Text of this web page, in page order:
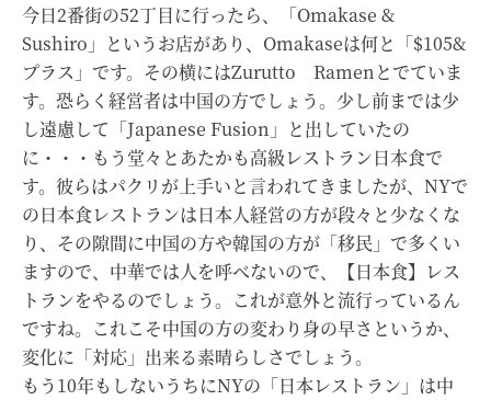
今日2番街の52丁目に行ったら、「Omakase &
Sushiro」というお店があり、Omakaseは何と「$105&
プラス」です。その横にはZurutto Ramenとでていま
す。恐らく経営者は中国の方でしょう。少し前までは少
し遠慮して「Japanese Fusion」と出していたの
に・・・もう堂々とあたかも高級レストラン日本食で
す。彼らはパクリが上手いと言われてきましたが、NYで
の日本食レストランは日本人経営の方が段々と少なくな
り、その隙間に中国の方や韓国の方が「移民」で多くい
ますので、中華では人を呼べないので、【日本食】レス
トランをやるのでしょう。これが意外と流行っているん
ですね。これこそ中国の方の変わり身の早さというか、
変化に「対応」出来る素晴らしさでしょう。
もう10年もしないうちにNYの「日本レストラン」は中